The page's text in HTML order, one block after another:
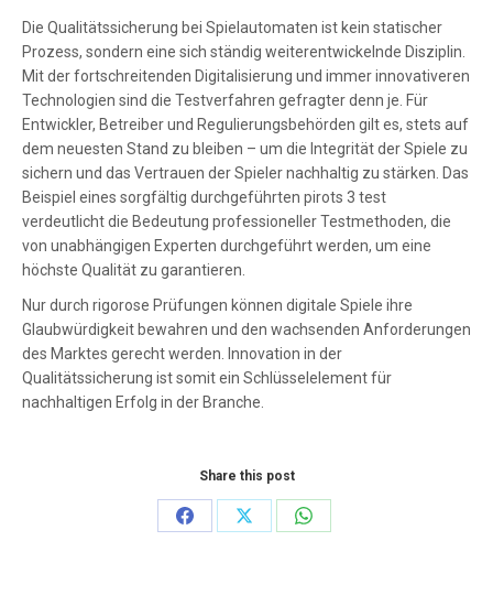
Die Qualitätssicherung bei Spielautomaten ist kein statischer
Prozess, sondern eine sich ständig weiterentwickelnde Disziplin.
Mit der fortschreitenden Digitalisierung und immer innovativeren
Technologien sind die Testverfahren gefragter denn je. Für
Entwickler, Betreiber und Regulierungsbehörden gilt es, stets auf
dem neuesten Stand zu bleiben – um die Integrität der Spiele zu
sichern und das Vertrauen der Spieler nachhaltig zu stärken. Das
Beispiel eines sorgfältig durchgeführten pirots 3 test
verdeutlicht die Bedeutung professioneller Testmethoden, die
von unabhängigen Experten durchgeführt werden, um eine
höchste Qualität zu garantieren.
Nur durch rigorose Prüfungen können digitale Spiele ihre
Glaubwürdigkeit bewahren und den wachsenden Anforderungen
des Marktes gerecht werden. Innovation in der
Qualitätssicherung ist somit ein Schlüsselelement für
nachhaltigen Erfolg in der Branche.
Share this post
Share
Share
Share